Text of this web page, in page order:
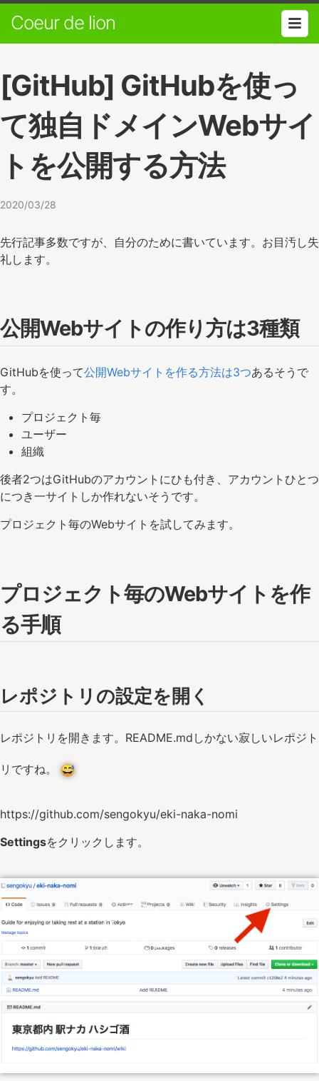
Coeur de lion
[GitHub] GitHubを使っ
て独自ドメインWebサイ
トを公開する方法
2020/03/28
先行記事多数ですが、自分のために書いています。お目汚し失
礼します。
公開Webサイトの作り方は3種類
GitHubを使って公開Webサイトを作る方法は3つあるそうで
す。
プロジェクト毎
ユーザー
組織
後者2つはGitHubのアカウントにひも付き、アカウントひとつ
につき一サイトしか作れないそうです。
プロジェクト毎のWebサイトを試してみます。
プロジェクト毎のWebサイトを作
る手順
レポジトリの設定を開く
レポジトリを開きます。README.mdしかない寂しいレポジト
リですね。
https://github.com/sengokyu/eki-naka-nomi
Settingsをクリックします。